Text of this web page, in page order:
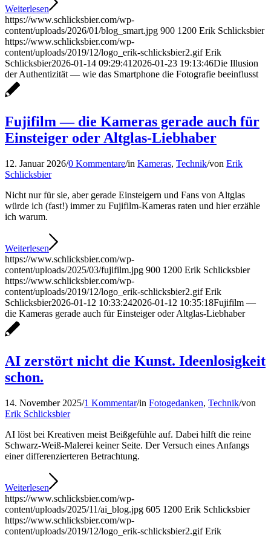
Weiterlesen
https://www.schlicksbier.com/wp-
content/uploads/2026/01/blog_smart.jpg 900 1200 Erik Schlicksbier
https://www.schlicksbier.com/wp-
content/uploads/2019/12/logo_erik-schlicksbier2.gif Erik
Schlicksbier2026-01-14 09:29:41 2026-01-23 19:13:46Die Illusion
der Authentizität — wie das Smartphone die Fotografie beeinflusst
Fujifilm — die Kameras gerade auch für
Einsteiger oder Altglas-Liebhaber
12. Januar 2026/0 Kommentare/in Kameras, Technik/von Erik
Schlicksbier
Nicht nur für sie, aber gerade Einsteigern und Fans von Altglas
würde ich (fast!) immer zu Fujifilm-Kameras raten und hier erzähle
ich warum.
Weiterlesen
https://www.schlicksbier.com/wp-
content/uploads/2025/03/fujifilm.jpg 900 1200 Erik Schlicksbier
https://www.schlicksbier.com/wp-
content/uploads/2019/12/logo_erik-schlicksbier2.gif Erik
Schlicksbier2026-01-12 10:33:242026-01-12 10:35:18Fujifilm —
die Kameras gerade auch für Einsteiger oder Altglas-Liebhaber
AI zerstört nicht die Kunst. Ideenlosigkeit
schon.
14. November 2025/1 Kommentar/in Fotogedanken, Technik/von
Erik Schlicksbier
AI löst bei Kreativen meist Beißgefühle auf. Dabei hilft die reine
Schwarz-Weiß-Malerei keiner Seite. Der Versuch eines Anfangs
einer differenzierteren Betrachtung.
Weiterlesen
https://www.schlicksbier.com/wp-
content/uploads/2025/11/ai_blog.jpg 605 1200 Erik Schlicksbier
https://www.schlicksbier.com/wp-
content/uploads/2019/12/logo_erik-schlicksbier2.gif Erik